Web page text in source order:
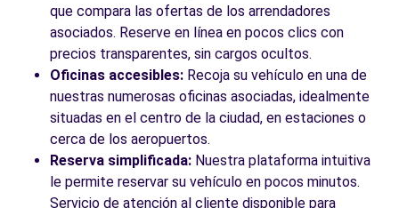
que compara las ofertas de los arrendadores
asociados. Reserve en línea en pocos clics con
precios transparentes, sin cargos ocultos.
Oficinas accesibles: Recoja su vehículo en una de
nuestras numerosas oficinas asociadas, idealmente
situadas en el centro de la ciudad, en estaciones o
cerca de los aeropuertos.
Reserva simplificada: Nuestra plataforma intuitiva
le permite reservar su vehículo en pocos minutos.
Servicio de atención al cliente disponible para